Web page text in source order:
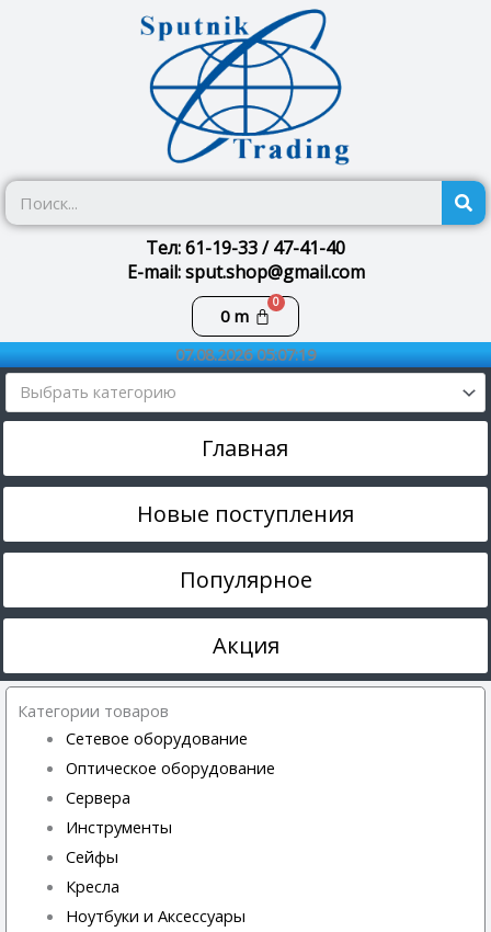
Тел: 61-19-33 / 47-41-40
E-mail: sput.shop@gmail.com
0m
Корзина
07.08.2026 05:07:19
Выбрать категорию
Главная
Новые поступления
Популярное
Акция
Категории товаров
Сетевое оборудование
Оптическое оборудование
Сервера
Инструменты
Сейфы
Кресла
Ноутбуки и Аксессуары